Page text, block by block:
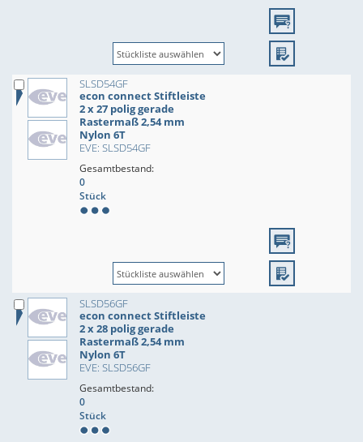
SLSD54GF
econ connect Stiftleiste
2 x 27 polig gerade
Rastermaß 2,54 mm
Nylon 6T
EVE: SLSD54GF
Gesamtbestand:
0
Stück
SLSD56GF
econ connect Stiftleiste
2 x 28 polig gerade
Rastermaß 2,54 mm
Nylon 6T
EVE: SLSD56GF
Gesamtbestand:
0
Stück